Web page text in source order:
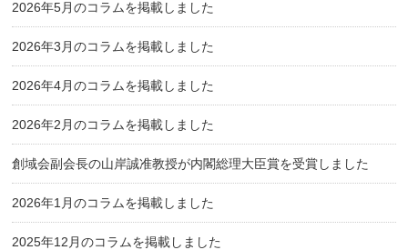
2026年5月のコラムを掲載しました
2026年3月のコラムを掲載しました
2026年4月のコラムを掲載しました
2026年2月のコラムを掲載しました
創域会副会長の山岸誠准教授が内閣総理大臣賞を受賞しました
2026年1月のコラムを掲載しました
2025年12月のコラムを掲載しました